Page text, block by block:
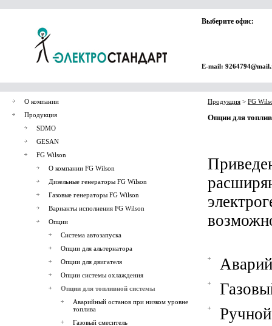
Выберите офис:
E-mail:
О компании
Продукция
SDMO
GESAN
FG Wilson
О компании FG Wilson
Дизельные генераторы FG Wilson
Газовые генераторы FG Wilson
Варианты исполнения FG Wilson
Опции
Система автозапуска
Опции для альтернатора
Опции для двигателя
Опции системы охлаждения
Опции для топливной системы
Аварийный останов при низком уровне
топлива
Газовый смеситель
Продукция > FG
Опции для